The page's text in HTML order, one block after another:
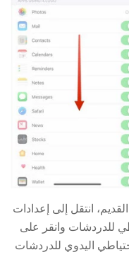
الخطوة 2. على جهاز الايفون X/8/7/6s القديم، انتقل إلى إعدادات
للدردشات وانقر على
اليدوي للدردشات